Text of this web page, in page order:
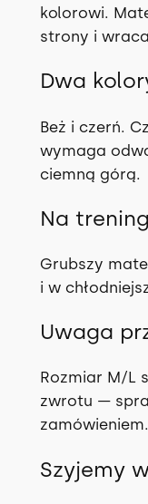
kolorowi.
strony i
Dwa
Beż i czerń.
wymaga
ciemną górą.
Na
Grubszy
i w
Uwaga
Rozmiar M/L
zwrotu —
zamówieniem.
Szyjemy